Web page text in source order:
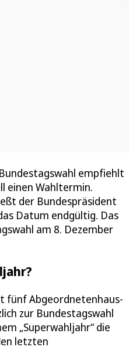
empfiehlt
einen Wahltermin.
der Bundespräsident
Datum endgültig. Das
am 8. Dezember
fünf Abgeordnetenhaus-
zur Bundestagswahl
„Superwahljahr“ die
letzten